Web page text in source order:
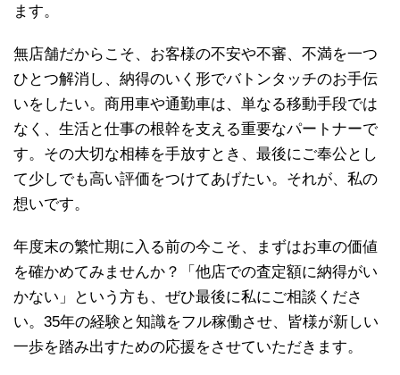
ます。
無店舗だからこそ、お客様の不安や不審、不満を一つ
ひとつ解消し、納得のいく形でバトンタッチのお手伝
いをしたい。商用車や通勤車は、単なる移動手段では
なく、生活と仕事の根幹を支える重要なパートナーで
す。その大切な相棒を手放すとき、最後にご奉公とし
て少しでも高い評価をつけてあげたい。それが、私の
想いです。
年度末の繁忙期に入る前の今こそ、まずはお車の価値
を確かめてみませんか？「他店での査定額に納得がい
かない」という方も、ぜひ最後に私にご相談くださ
い。35年の経験と知識をフル稼働させ、皆様が新しい
一歩を踏み出すための応援をさせていただきます。